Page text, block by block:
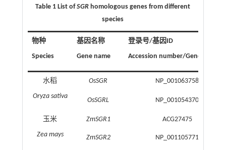
Table 1 List ofSGR homologous genes from different
species
物种
Species
基因名称
Gene name
登录号/基因ID
Accession number/Gene ID
水稻
Oryza sativa
OsSGR NP_001063758
OsSGRL NP_001054370
玉米
Zea mays
ZmSGR1 ACG27475
ZmSGR2 NP_001105771